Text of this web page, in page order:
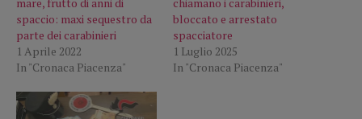
mare, frutto di anni di
spaccio: maxi sequestro da
parte dei carabinieri
1 Aprile 2022
In "Cronaca Piacenza"
chiamano i carabinieri,
bloccato e arrestato
spacciatore
1 Luglio 2025
In "Cronaca Piacenza"